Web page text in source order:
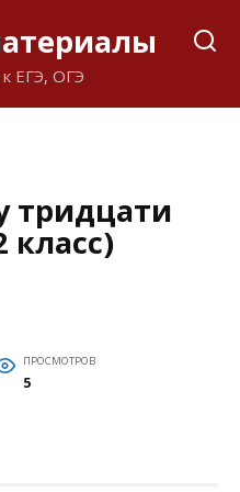
ЕГЭ, ОГЭ
тридцати
класс)
ПРОСМОТРОВ
5